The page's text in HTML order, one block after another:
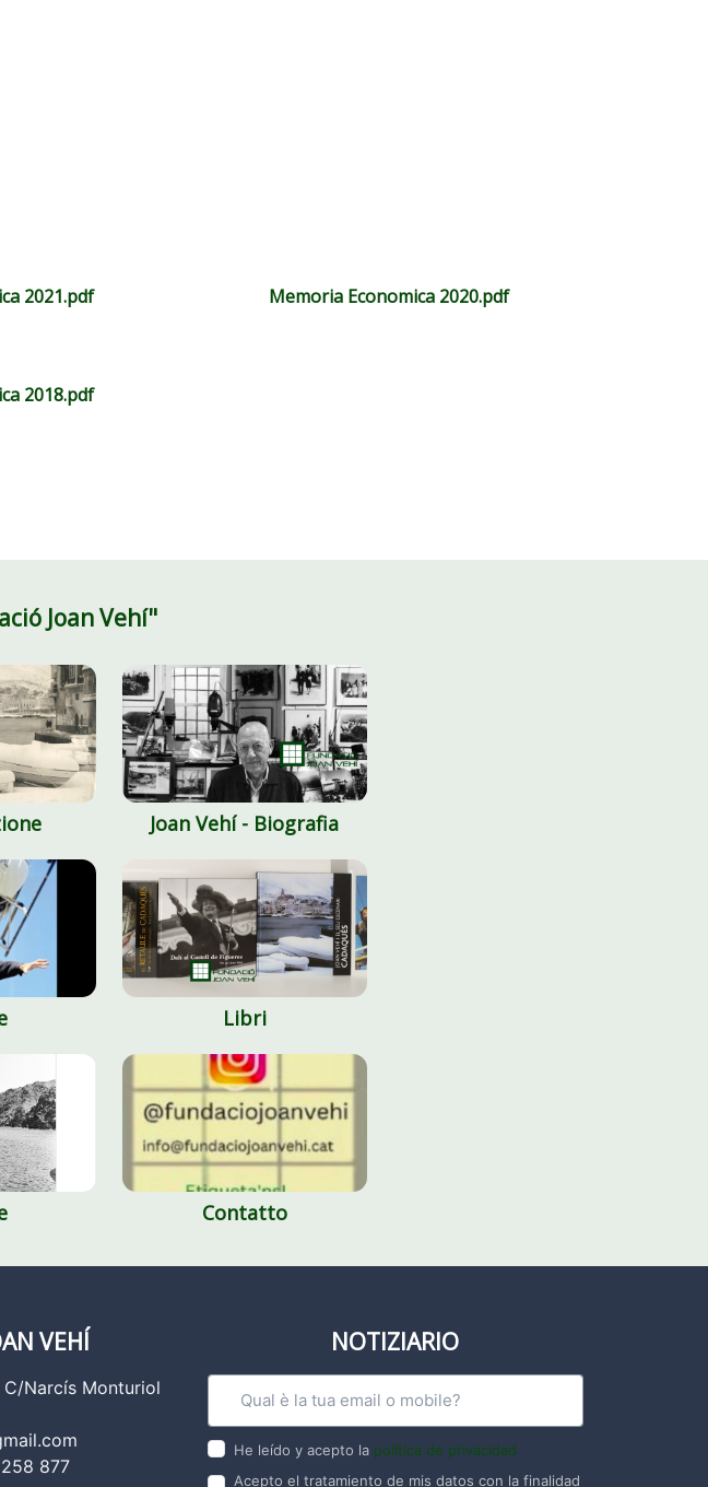
2021.pdf Memoria Economica 2020.pdf
2018.pdf
Joan Vehí"
Joan Vehí - Biografia
Libri
Contatto
VEHÍ
C/Narcís Monturiol
877
NOTIZIARIO
He leído y acepto la política de privacidad
Acepto el tratamiento de mis datos con la finalidad